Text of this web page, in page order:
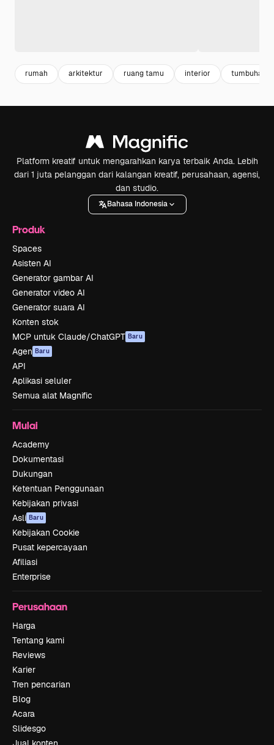
rumah arkitektur ruang tamu interior tumbuhan
Platform kreatif untuk mengarahkan karya terbaik Anda. Lebih
dari 1 juta pelanggan dari kalangan kreatif, perusahaan, agensi,
dan studio.
Bahasa Indonesia
Produk
Spaces
Asisten AI
Generator gambar AI
Generator video AI
Generator suara AI
Konten stok
MCP untuk Claude/ChatGPT Baru
Agen Baru
API
Aplikasi seluler
Semua alat Magnific
Mulai
Academy
Dokumentasi
Dukungan
Ketentuan Penggunaan
Kebijakan privasi
Asli Baru
Kebijakan Cookie
Pusat kepercayaan
Afiliasi
Enterprise
Perusahaan
Harga
Tentang kami
Reviews
Karier
Tren pencarian
Blog
Acara
Slidesgo